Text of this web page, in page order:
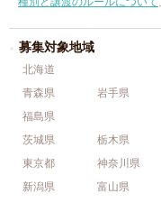
募集対象地域
北海道
青森県
岩手県
福島県
茨城県
栃木県
東京都
神奈川県
新潟県
富山県